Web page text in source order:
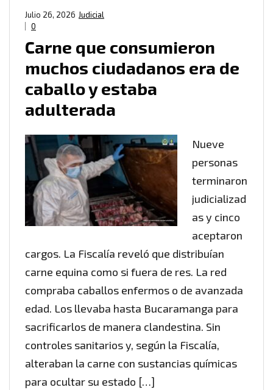
Judicial
Julio 26, 2026
0
Carne que consumieron
muchos ciudadanos era de
caballo y estaba
adulterada
Nueve
personas
terminaron
judicializad
as y cinco
aceptaron
cargos. La Fiscalía reveló que distribuían
carne equina como si fuera de res. La red
compraba caballos enfermos o de avanzada
edad. Los llevaba hasta Bucaramanga para
sacrificarlos de manera clandestina. Sin
controles sanitarios y, según la Fiscalía,
alteraban la carne con sustancias químicas
para ocultar su estado […]